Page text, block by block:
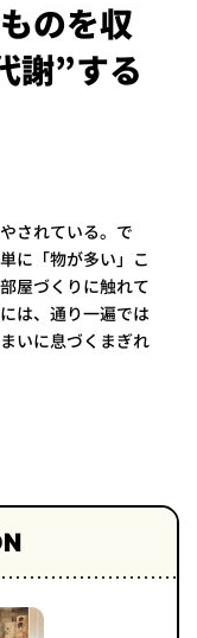
ライフレー
ついて
会社概
要
企業の
方へ
お問い
のを収
謝”する
されている。で
に「物が多い」こ
屋づくりに触れて
は、通り一遍では
いに息づくまぎれ